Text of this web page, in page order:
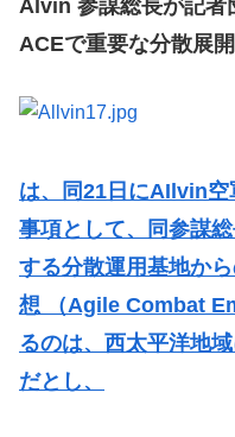
Alvin 参謀総長が記者
ACEで重要な分散展
は、同21日にAIlvin空
事項として、同参謀
する分散運用基地か
想 （Agile Combat
るのは、西太平洋地
だとし、